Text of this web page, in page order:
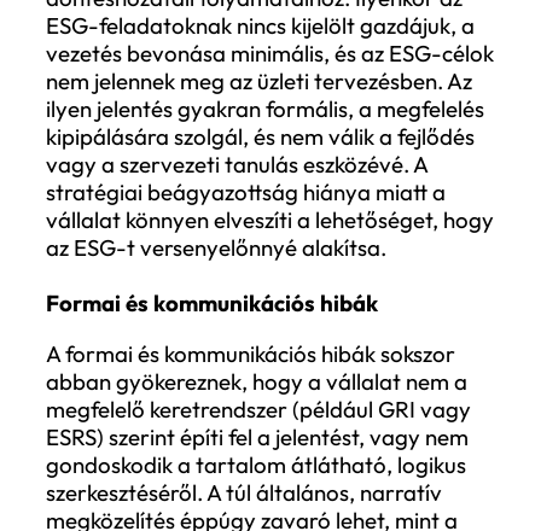
Adatminőségi hibák
A jelentés megbízhatóságát alapjaiban
határozza meg az adatok minősége.
hiba, hogy a vállalatok nem rendelkeznek
egységes adatgyűjtési módszertannal, az
adatok forrásai nincsenek egyértelműen
megjelölve, vagy az adatfrissítések
évek eredményei nehezen
számítási módok sem mindig átláthatók.
Ezek a hiányosságok különösen akkor
problémássá, ha a jelentést külső fél –
például auditor vagy befektető –
hiszen a pontatlanság gyorsan felszínre
kerül, és alááshatja a szervezet